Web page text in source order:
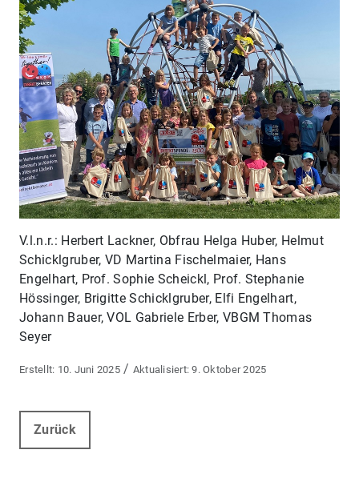
V.l.n.r.: Herbert Lackner, Obfrau Helga Huber, Helmut
Schicklgruber, VD Martina Fischelmaier, Hans
Engelhart, Prof. Sophie Scheickl, Prof. Stephanie
Hössinger, Brigitte Schicklgruber, Elfi Engelhart,
Johann Bauer, VOL Gabriele Erber, VBGM Thomas
Seyer
10. Juni 2025 / 9. Oktober 2025
Zurück